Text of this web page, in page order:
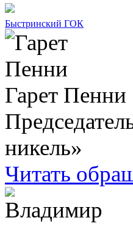
Быстринский ГОК
Гарет Пенни
никель»
Читать